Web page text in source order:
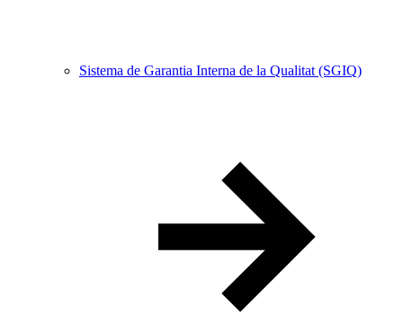
Sistema de Garantia Interna de la Qualitat (SGIQ)